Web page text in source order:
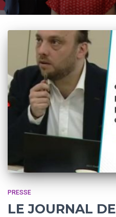
PRESSE
LE JOURNAL DE